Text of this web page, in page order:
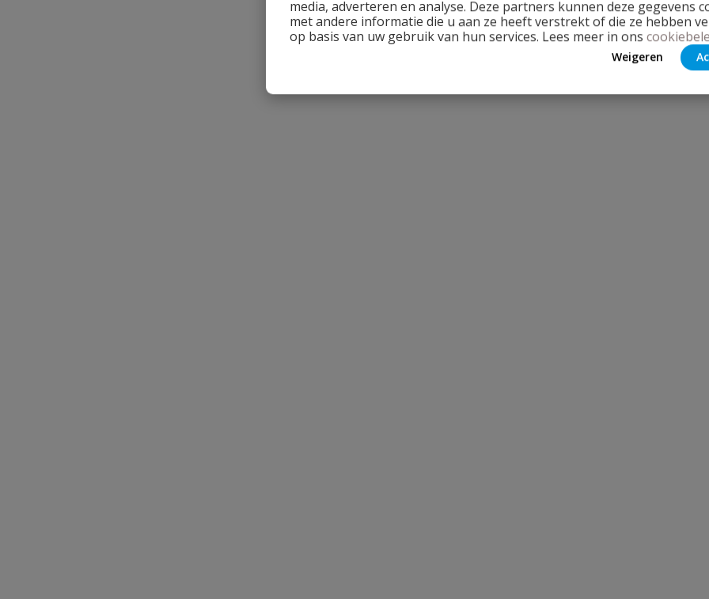
media, adverteren en analyse. Deze partners kunnen deze gegevens
met andere informatie die u aan ze heeft verstrekt of die ze hebben
op basis van uw gebruik van hun services. Lees meer in ons
Weigeren